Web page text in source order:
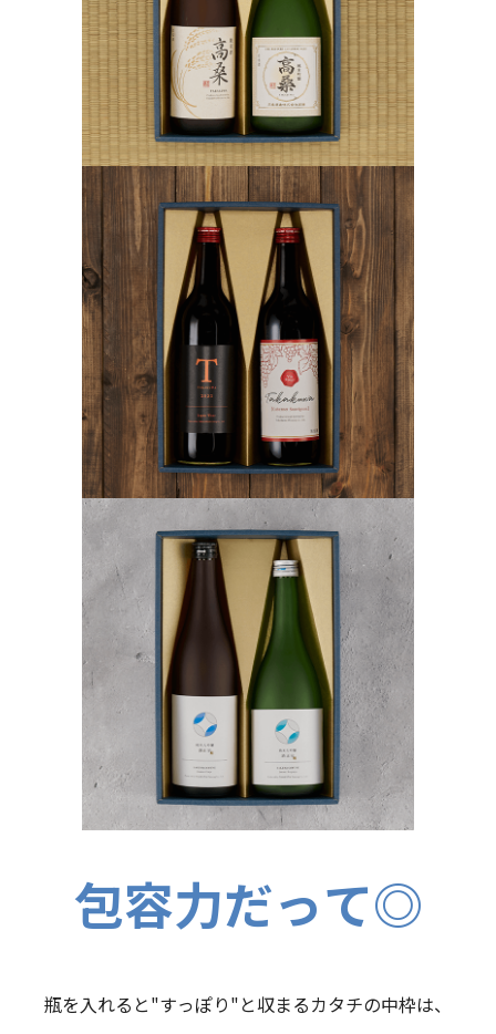
包容力だって◎
瓶を入れると"すっぽり"と収まるカタチの中枠は、